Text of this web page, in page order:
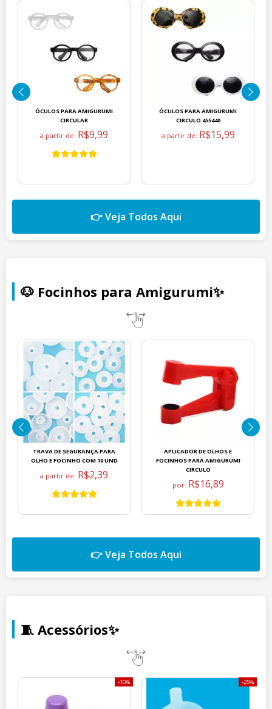
ÓCULOS PARA AMIGURUMI
CIRCULAR
a partir de: R$9,99
ÓCULOS PARA AMIGURUMI
CIRCULO 455440
a partir de: R$15,99
👉 Veja Todos Aqui
🐶 Focinhos para Amigurumi✨
TRAVA DE SEGURANÇA PARA
OLHO E FOCINHO COM 10 UND
a partir de: R$2,39
APLICADOR DE OLHOS E
FOCINHOS PARA AMIGURUMI
CIRCULO
por: R$16,89
👉 Veja Todos Aqui
🧵 Acessórios✨
10% 25%